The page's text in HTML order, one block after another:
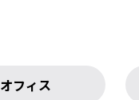
オフィス